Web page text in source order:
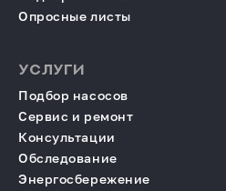
Опросные листы
УСЛУГИ
Подбор насосов
Сервис и ремонт
Консультации
Обследование
Энергосбережение